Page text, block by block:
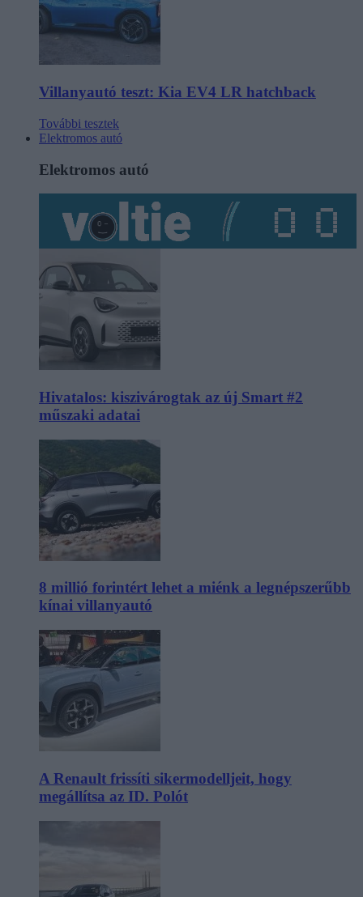
Villanyautó teszt: Kia EV4 LR hatchback
További tesztek
Elektromos autó
Elektromos autó
Hivatalos: kiszivárogtak az új Smart #2
műszaki adatai
8 millió forintért lehet a miénk a legnépszerűbb
kínai villanyautó
A Renault frissíti sikermodelljeit, hogy
megállítsa az ID. Polót